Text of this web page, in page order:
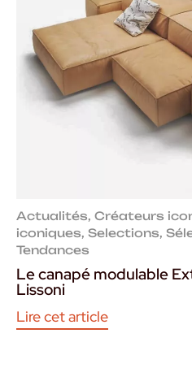
Actualités, Créateurs
iconiques, Selections,
Tendances
Le canapé modulable
Lissoni
Lire cet article